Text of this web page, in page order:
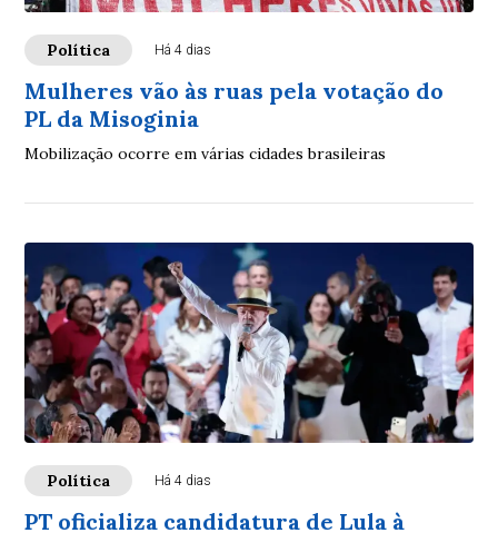
Política Há 4 dias
Mulheres vão às ruas pela votação do
PL da Misoginia
Mobilização ocorre em várias cidades brasileiras
Política Há 4 dias
PT oficializa candidatura de Lula à